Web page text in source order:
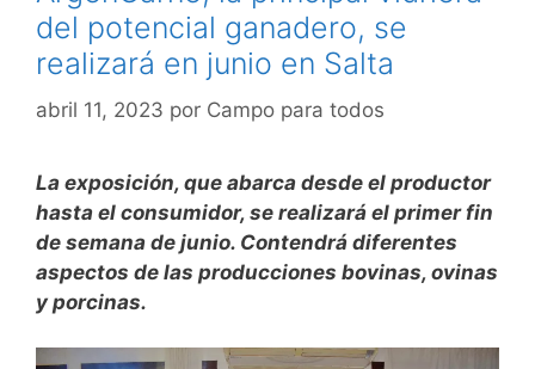
del potencial ganadero, se
realizará en junio en Salta
abril 11, 2023 por Campo para todos
La exposición, que abarca desde el productor
hasta el consumidor, se realizará el primer fin
de semana de junio. Contendrá diferentes
aspectos de las producciones bovinas, ovinas
y porcinas.